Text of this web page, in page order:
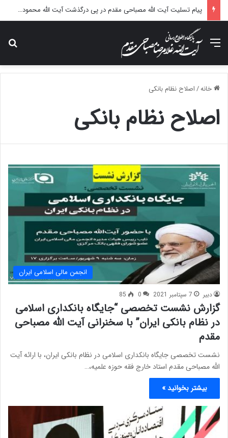
پیام تسلیت آیت الله مصباحی مقدم در پی درگذشت آیت الله محمودی گلپایگانی
منو
خانه/اصلاح نظام بانکی
اصلاح نظام بانکی
انجمن مالی اسلامی ایران
دبیر 7 سپتامبر 2021 0
85
گزارش نشست تخصصی “جایگاه بانکداری اسلامی
در نظام بانکی ایران” با سخنرانی آیت الله مصباحی
مقدم
نشست تخصصی جایگاه بانکداری اسلامی در نظام بانکی ایران، با ارائه آیت
الله مصباحی مقدم استاد خارج فقه حوزه علمیه،…
بیشتر بخوانید »